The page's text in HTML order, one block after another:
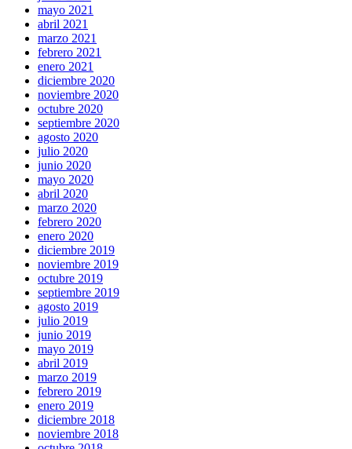
mayo 2021
abril 2021
marzo 2021
febrero 2021
enero 2021
diciembre 2020
noviembre 2020
octubre 2020
septiembre 2020
agosto 2020
julio 2020
junio 2020
mayo 2020
abril 2020
marzo 2020
febrero 2020
enero 2020
diciembre 2019
noviembre 2019
octubre 2019
septiembre 2019
agosto 2019
julio 2019
junio 2019
mayo 2019
abril 2019
marzo 2019
febrero 2019
enero 2019
diciembre 2018
noviembre 2018